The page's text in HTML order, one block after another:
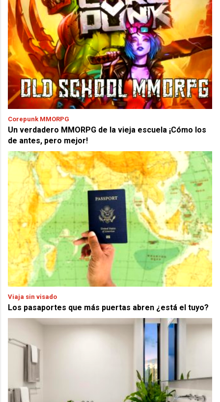
Corepunk MMORPG
Un verdadero MMORPG de la vieja escuela ¡Cómo los
de antes, pero mejor!
Viaja sin visado
Los pasaportes que más puertas abren ¿está el tuyo?